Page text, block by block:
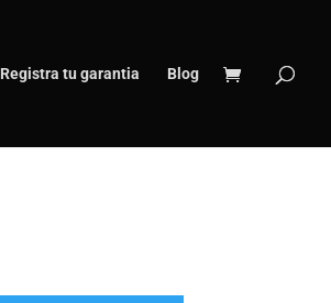
Registra tu garantia Blog